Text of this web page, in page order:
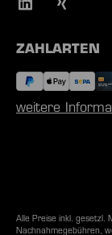
ZAHLARTEN
weitere
Alle Preise inkl. gesetzl.
Nachnahmegebühren,